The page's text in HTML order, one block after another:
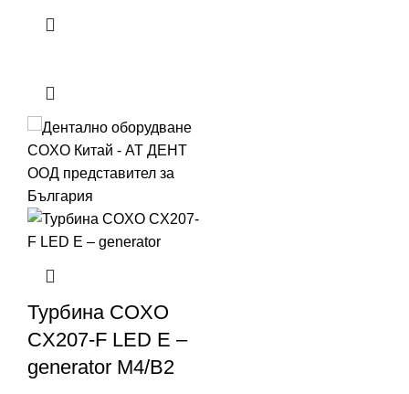
Турбина COXO
CX207-F LED E –
generator М4/B2